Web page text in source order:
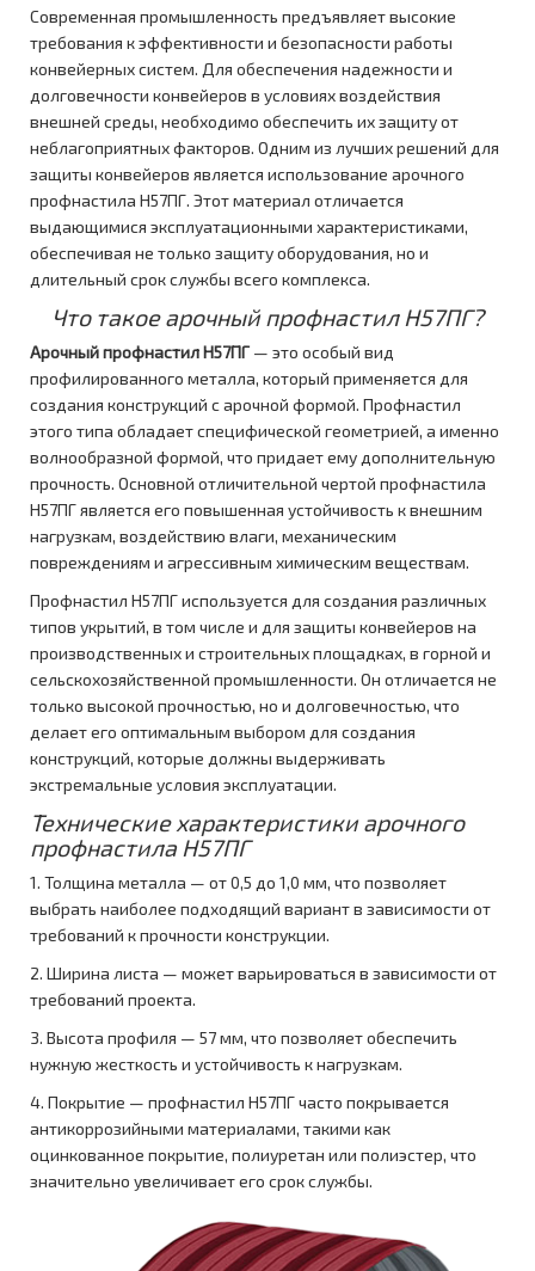
Современная промышленность предъявляет высокие
требования к эффективности и безопасности работы
конвейерных систем. Для обеспечения надежности и
долговечности конвейеров в условиях воздействия
внешней среды, необходимо обеспечить их защиту от
неблагоприятных факторов. Одним из лучших решений для
защиты конвейеров является использование арочного
профнастила Н57ПГ. Этот материал отличается
выдающимися эксплуатационными характеристиками,
обеспечивая не только защиту оборудования, но и
длительный срок службы всего комплекса.
Что такое арочный профнастил Н57ПГ?
Арочный профнастил Н57ПГ — это особый вид
профилированного металла, который применяется для
создания конструкций с арочной формой. Профнастил
этого типа обладает специфической геометрией, а именно
волнообразной формой, что придает ему дополнительную
прочность. Основной отличительной чертой профнастила
Н57ПГ является его повышенная устойчивость к внешним
нагрузкам, воздействию влаги, механическим
повреждениям и агрессивным химическим веществам.
Профнастил Н57ПГ используется для создания различных
типов укрытий, в том числе и для защиты конвейеров на
производственных и строительных площадках, в горной и
сельскохозяйственной промышленности. Он отличается не
только высокой прочностью, но и долговечностью, что
делает его оптимальным выбором для создания
конструкций, которые должны выдерживать
экстремальные условия эксплуатации.
Технические характеристики арочного
профнастила Н57ПГ
1. Толщина металла — от 0,5 до 1,0 мм, что позволяет
выбрать наиболее подходящий вариант в зависимости от
требований к прочности конструкции.
2. Ширина листа — может варьироваться в зависимости от
требований проекта.
3. Высота профиля — 57 мм, что позволяет обеспечить
нужную жесткость и устойчивость к нагрузкам.
4. Покрытие — профнастил Н57ПГ часто покрывается
антикоррозийными материалами, такими как
оцинкованное покрытие, полиуретан или полиэстер, что
значительно увеличивает его срок службы.